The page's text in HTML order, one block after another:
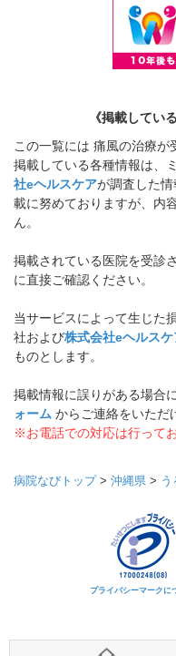
《掲載してい
この一覧には 痛風の治療が
掲載している各種情報は、
社eヘルスケアが調査した
載に努めておりますが、内
ん。
掲載されている医院を受診
に直接ご確認ください。
当サービスによって生じた
社および株式会社eヘルスケ
ものとします。
掲載情報に誤りがある場合
ォーム からご連絡をいただ
※お電話での対応は行って
病院なびトップ> 沖縄県 > う
プライバシーマークに